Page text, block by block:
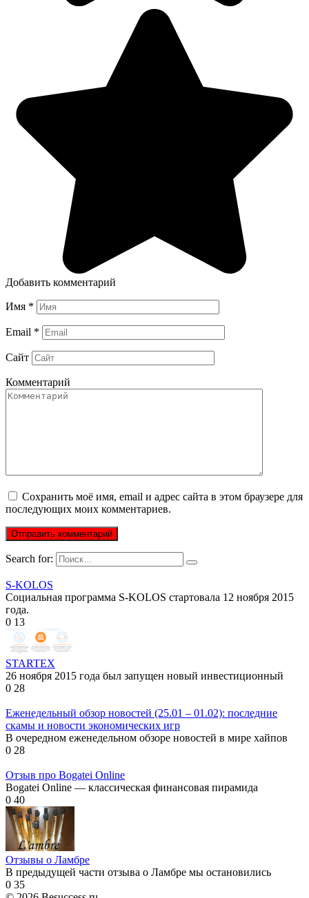
Добавить комментарий
Имя *
Email *
Сайт
Комментарий
Сохранить моё имя, email и адрес сайта в этом браузере для
последующих моих комментариев.
Search for:
S-KOLOS
Социальная программа S-KOLOS стартовала 12 ноября 2015
года.
0 13
STARTEX
26 ноября 2015 года был запущен новый инвестиционный
0 28
Еженедельный обзор новостей (25.01 – 01.02): последние
скамы и новости экономических игр
В очередном еженедельном обзоре новостей в мире хайпов
0 28
Отзыв про Bogatei Online
Bogatei Online — классическая финансовая пирамида
0 40
Отзывы о Ламбре
В предыдущей части отзыва о Ламбре мы остановились
0 35